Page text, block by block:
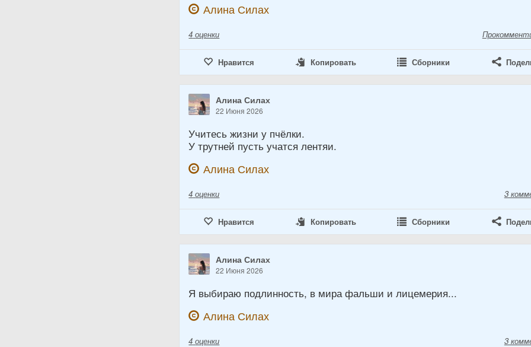
Алина Силах
4 оценки
Нравится Копировать Сборники
Алина Силах
22 Июня 2026
Учитесь жизни у пчёлки.
У трутней пусть учатся лентяи.
Алина Силах
4 оценки 3
Нравится Копировать Сборники
Алина Силах
22 Июня 2026
Я выбираю подлинность, в мира фальши и лицемерия...
Алина Силах
4 оценки 3